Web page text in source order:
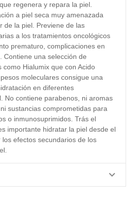
regenera y repara la piel.
a piel seca muy amenazada
de la piel. Previene de las
a los tratamientos oncológicos
prematuro, complicaciones en
Contiene una selección de
Hialumix que con Acido
moleculares consigue una
en diferentes
No contiene parabenos, ni aromas
sustancias comprometidas para
o inmunosuprimidos. Trás el
importante hidratar la piel desde el
efectos secundarios de los